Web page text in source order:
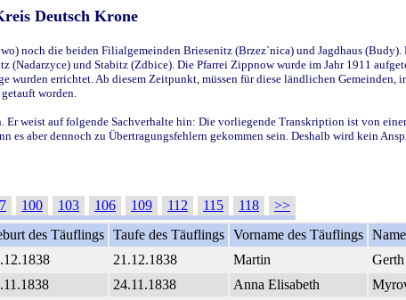
Deutsch Krone
noch die beiden Filialgemeinden Briesenitz (Brzez`nica) und Jagdhaus
(Nadarzyce) und Stabitz (Zdbice). Die Pfarrei Zippnow wurde im Jahr 1911
errichtet. Ab diesem Zeitpunkt, müssen für diese ländlichen Gemeinden,
worden.
Er weist auf folgende Sachverhalte hin: Die vorliegende Transkription ist von
aber dennoch zu Übertragungsfehlern gekommen sein. Deshalb wird kein
100 103 106 109 112 115 118
>>
des Täuflings Taufe des Täuflings Vorname des Täuflings
21.12.1838 Martin Gerth
24.11.1838 Anna Elisabeth